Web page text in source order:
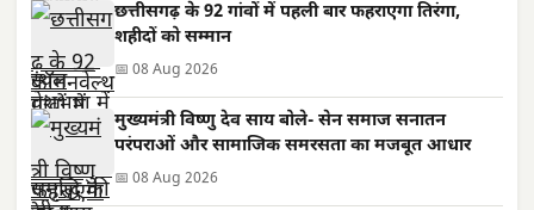
छत्तीसगढ़ के 92 गांवों में पहली बार फहराएगा तिरंगा,
शहीदों को सम्मान
📅 08 Aug 2026
मुख्यमंत्री विष्णु देव साय बोले- सेन समाज सनातन
परंपराओं और सामाजिक समरसता का मजबूत आधार
📅 08 Aug 2026